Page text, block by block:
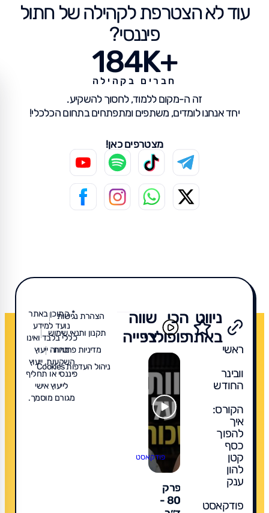
עוד לא הצטרפת לקהילה של חתול
פיננסי?
184K+
חברים בקהילה
זה ה-מקום ללמוד, לחסוך להשקיע.
יחד אנחנו לומדים, משתפים ומתפתחים בתחום הכלכלי!
מצטרפים כאן!
הכי
פופולרי
ניווט
באתר
ראשי
וובינר
החודש
הקורס:
איך
להפוך
כסף
קטן
להון
ענק
פודקאסט
שווה
צפייה
פודקאסט
פרק
80 -
* התוכן באתר
נועד למידע
כללי בלבד ואינו
מהווה ייעוץ
השקעות, ייעוץ
פיננסי או תחליף
לייעוץ אישי
מגורם מוסמך.
הצהרת נגישות
תקנון ותנאי שימוש
מדיניות פרטיות
ניהול העדפות Cookies